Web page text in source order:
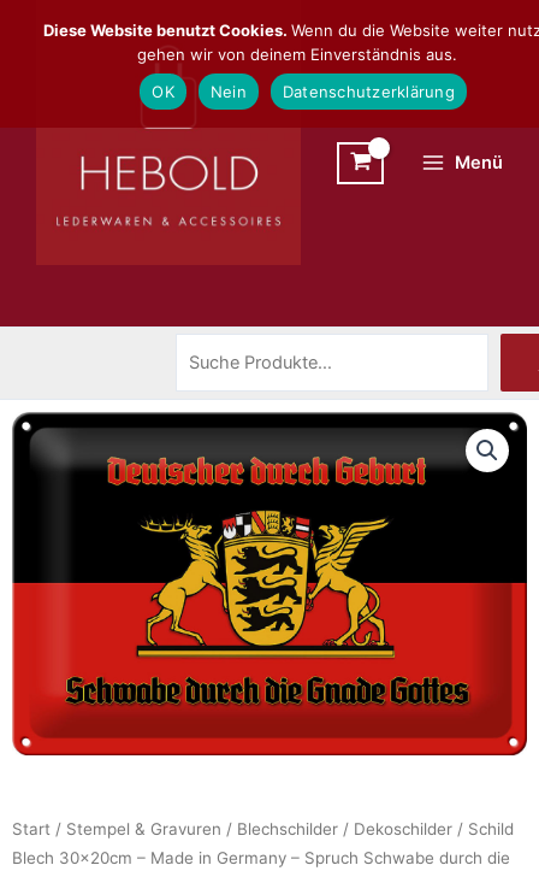
Inhalt
Menü
Start / Stempel & Gravuren / Blechschilder / Dekoschilder / Schild
Blech 30x20cm – Made in Germany – Spruch Schwabe durch die
Diese Website benutzt Cookies. Wenn du die Website weiter
gehen wir von deinem Einverständnis aus.
OK
Nein Datenschutzerklärung